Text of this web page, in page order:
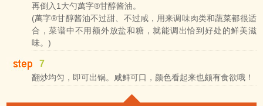
再倒入1大勺萬字®甘醇酱油。
(萬字®甘醇酱油不过甜、不过咸，用来调味肉类和蔬菜都很适
合，菜谱中不用额外放盐和糖，就能调出恰到好处的鲜美滋
味。)
7
翻炒均匀，即可出锅。咸鲜可口，颜色看起来也颇有食欲哦！